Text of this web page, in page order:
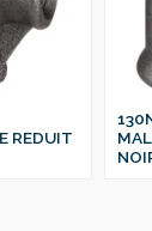
REDUIT